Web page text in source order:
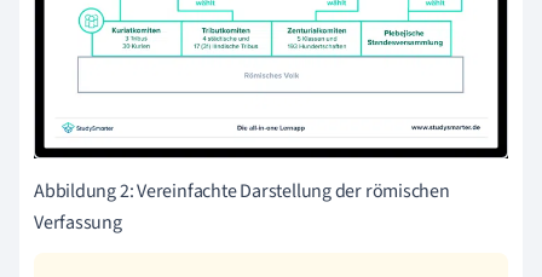
Abbildung 2: Vereinfachte Darstellung der römischen
Verfassung